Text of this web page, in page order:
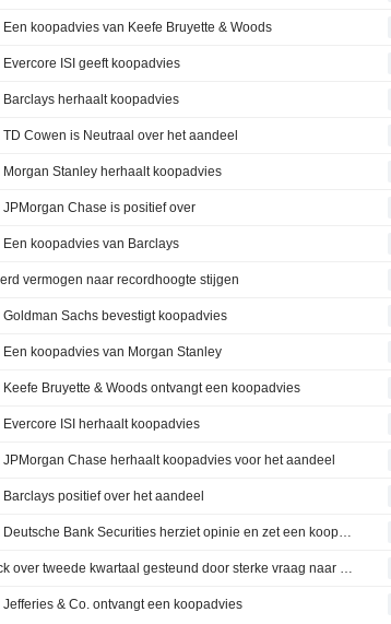
Een koopadvies van Keefe Bruyette & Woods
Evercore ISI geeft koopadvies
Barclays herhaalt koopadvies
TD Cowen is Neutraal over het aandeel
Morgan Stanley herhaalt koopadvies
JPMorgan Chase is positief over
Een koopadvies van Barclays
vermogen naar recordhoogte stijgen
Goldman Sachs bevestigt koopadvies
Een koopadvies van Morgan Stanley
Keefe Bruyette & Woods ontvangt een koopadvies
Evercore ISI herhaalt koopadvies
JPMorgan Chase herhaalt koopadvies voor het aandeel
positief over het aandeel
BLACKROCK, INC. : Deutsche Bank Securities herziet opinie en zet een koopadvies op het aandeel
Resultaten BlackRock over tweede kwartaal gesteund door sterke vraag naar ETF's, aldus UBS Securities
Jefferies & Co. ontvangt een koopadvies